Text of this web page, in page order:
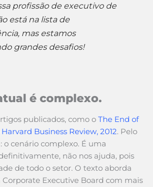
profissão de executivo de
está na lista de
mas estamos
grandes desafios!
é complexo.
publicados, como o The End of
Business Review, 2012. Pelo
o cenário complexo. É uma
não nos ajuda, pois
de todo o setor. O texto aborda
Executive Board com mais